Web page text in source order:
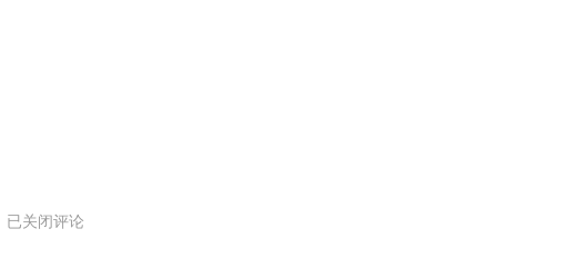
ios
已关闭评论